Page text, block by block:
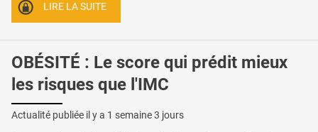
LIRE LA SUITE
OBÉSITÉ : Le score qui prédit mieux
les risques que l'IMC
Actualité publiée il y a 1 semaine 3 jours